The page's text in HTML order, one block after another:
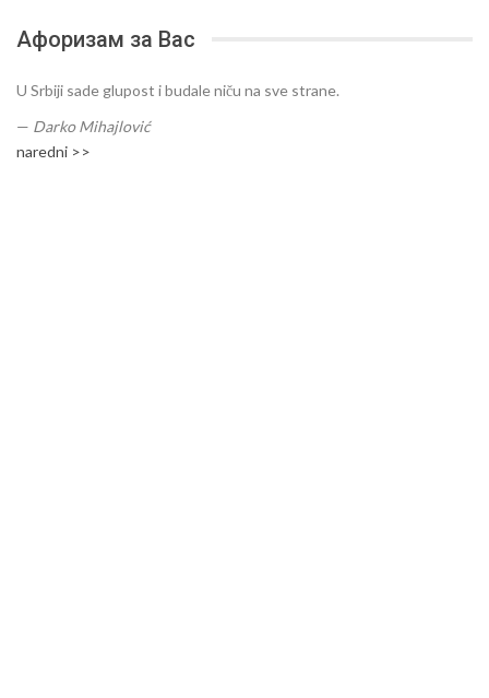
Афоризам за Вас
U Srbiji sade glupost i budale niču na sve strane.
— Darko Mihajlović
naredni >>